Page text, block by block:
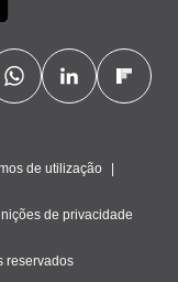
de utilização
de privacidade
reservados